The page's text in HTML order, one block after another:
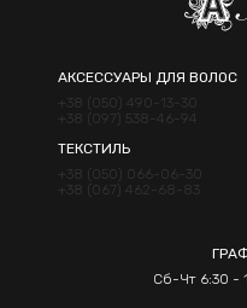
АКСЕССУАРЫ ДЛЯ ВОЛОС
+38 (050) 490-13-30
+38 (097) 538-46-94
ТЕКСТИЛЬ
+38 (050) 066-06-30
+38 (067) 462-68-83
Сб-Чт 6:30 -